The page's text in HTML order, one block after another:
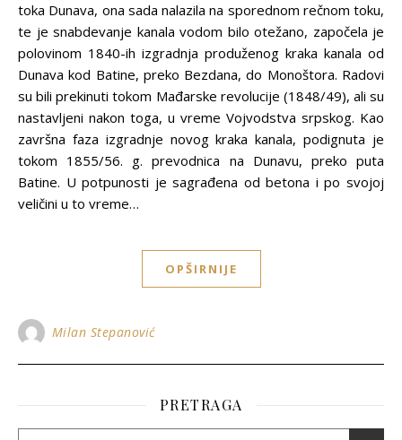
toka Dunava, ona sada nalazila na sporednom rečnom toku,
te je snabdevanje kanala vodom bilo otežano, započela je
polovinom 1840-ih izgradnja produženog kraka kanala od
Dunava kod Batine, preko Bezdana, do Monoštora. Radovi
su bili prekinuti tokom Mađarske revolucije (1848/49), ali su
nastavljeni nakon toga, u vreme Vojvodstva srpskog. Kao
završna faza izgradnje novog kraka kanala, podignuta je
tokom 1855/56. g. prevodnica na Dunavu, preko puta
Batine. U potpunosti je sagrađena od betona i po svojoj
veličini u to vreme…
OPŠIRNIJE
Milan Stepanović
PRETRAGA